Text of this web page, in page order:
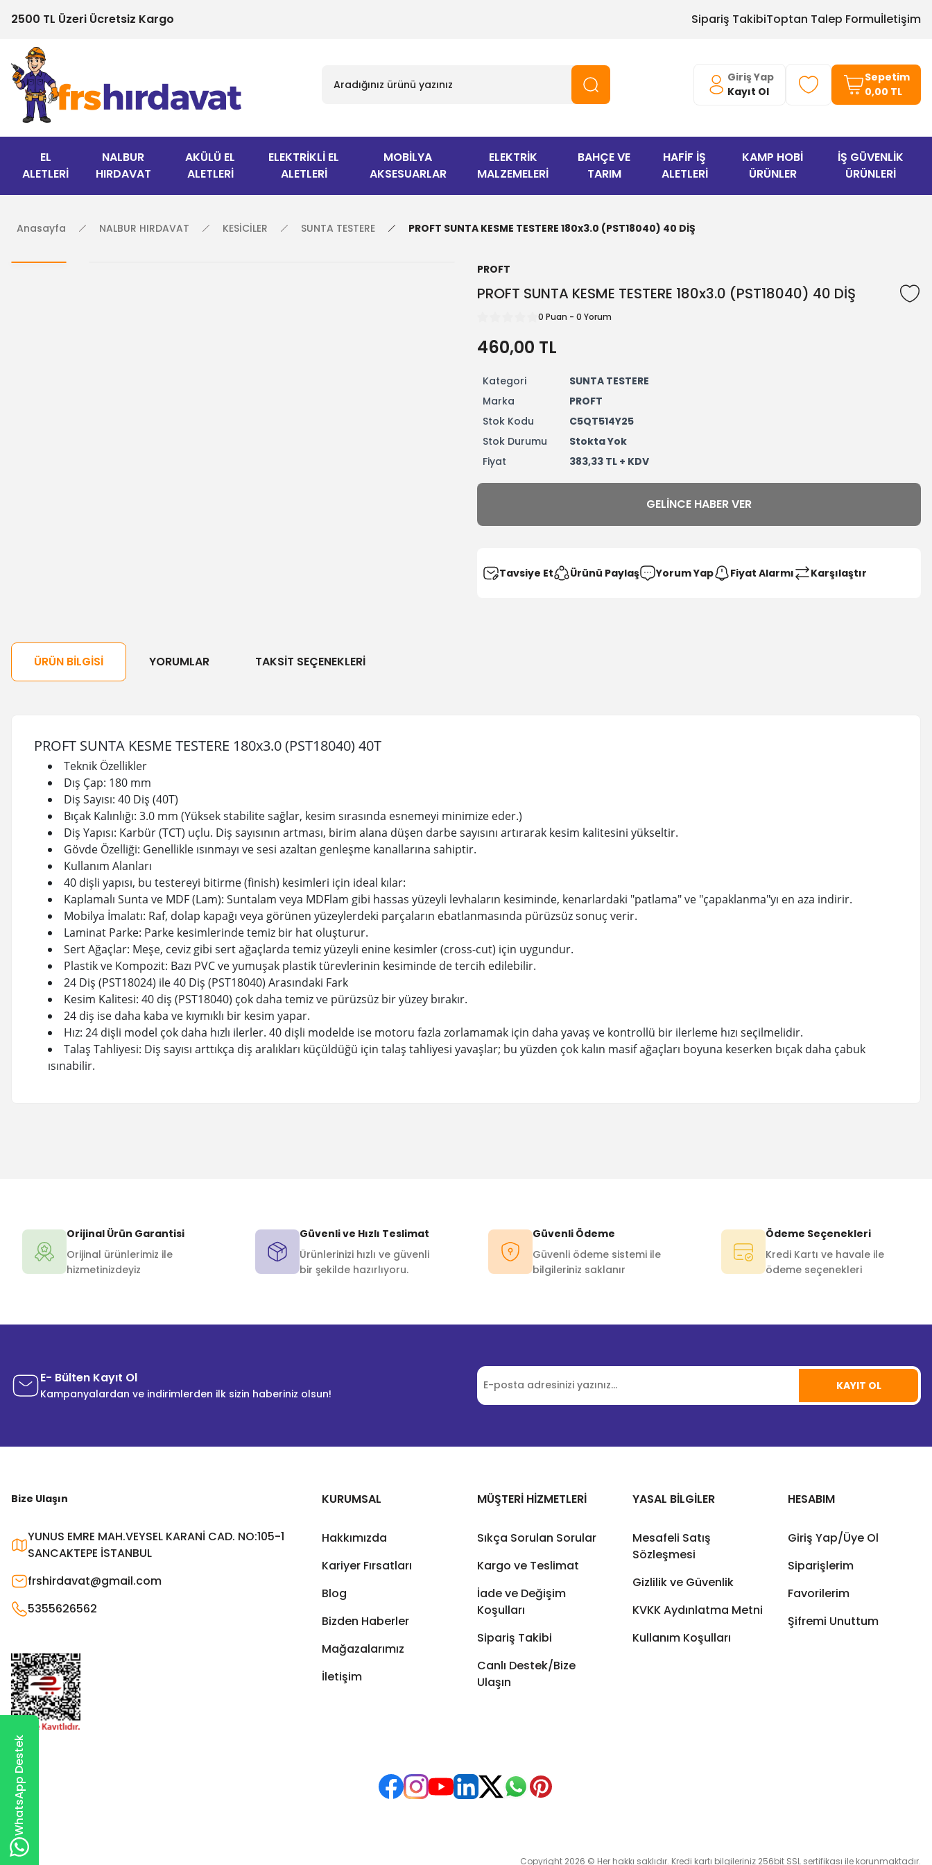
2500 TL Üzeri Ücretsiz Kargo Sipariş TakibiToptan Talep Formuİletişim
Giriş Yap
Kayıt Ol
Sepetim
0,00 TL
EL
ALETLERİ
NALBUR
HIRDAVAT
AKÜLÜ EL
ALETLERİ
ELEKTRİKLİ EL
ALETLERİ
MOBİLYA
AKSESUARLAR
ELEKTRİK
MALZEMELERİ
BAHÇE VE
TARIM
HAFİF İŞ
ALETLERİ
KAMP HOBİ
ÜRÜNLER
İŞ GÜVENLİK
ÜRÜNLERİ
Anasayfa NALBUR HIRDAVAT KESİCİLER SUNTA TESTERE PROFT SUNTA KESME TESTERE 180x3.0 (PST18040) 40 DİŞ
PROFT
PROFT SUNTA KESME TESTERE 180x3.0 (PST18040) 40 DİŞ
0 Puan - 0 Yorum
460,00 TL
Kategori
SUNTA TESTERE
Marka
PROFT
Stok Kodu
C5QT514Y25
Stok Durumu
Stokta Yok
Fiyat
383,33 TL + KDV
GELINCE HABER VER
Tavsiye Et Ürünü Paylaş Yorum Yap Fiyat Alarmı Karşılaştır
ÜRÜN BILGISI YORUMLAR TAKSIT SEÇENEKLERI
PROFT SUNTA KESME TESTERE 180x3.0 (PST18040) 40T
Teknik Özellikler
Dış Çap: 180 mm
Diş Sayısı: 40 Diş (40T)
Bıçak Kalınlığı: 3.0 mm (Yüksek stabilite sağlar, kesim sırasında esnemeyi minimize eder.)
Diş Yapısı: Karbür (TCT) uçlu. Diş sayısının artması, birim alana düşen darbe sayısını artırarak kesim kalitesini yükseltir.
Gövde Özelliği: Genellikle ısınmayı ve sesi azaltan genleşme kanallarına sahiptir.
Kullanım Alanları
40 dişli yapısı, bu testereyi bitirme (finish) kesimleri için ideal kılar:
Kaplamalı Sunta ve MDF (Lam): Suntalam veya MDFlam gibi hassas yüzeyli levhaların kesiminde, kenarlardaki "patlama" ve "çapaklanma"yı en aza indirir.
Mobilya İmalatı: Raf, dolap kapağı veya görünen yüzeylerdeki parçaların ebatlanmasında pürüzsüz sonuç verir.
Laminat Parke: Parke kesimlerinde temiz bir hat oluşturur.
Sert Ağaçlar: Meşe, ceviz gibi sert ağaçlarda temiz yüzeyli enine kesimler (cross-cut) için uygundur.
Plastik ve Kompozit: Bazı PVC ve yumuşak plastik türevlerinin kesiminde de tercih edilebilir.
24 Diş (PST18024) ile 40 Diş (PST18040) Arasındaki Fark
Kesim Kalitesi: 40 diş (PST18040) çok daha temiz ve pürüzsüz bir yüzey bırakır.
24 diş ise daha kaba ve kıymıklı bir kesim yapar.
Hız: 24 dişli model çok daha hızlı ilerler. 40 dişli modelde ise motoru fazla zorlamamak için daha yavaş ve kontrollü bir ilerleme hızı seçilmelidir.
Talaş Tahliyesi: Diş sayısı arttıkça diş aralıkları küçüldüğü için talaş tahliyesi yavaşlar; bu yüzden çok kalın masif ağaçları boyuna keserken bıçak daha çabuk
ısınabilir.
Yorum Yaz
Orijinal Ürün Garantisi
Orijinal ürünlerimiz ile
hizmetinizdeyiz
Güvenli ve Hızlı Teslimat
Ürünlerinizi hızlı ve güvenli
bir şekilde hazırlıyoru.
Güvenli Ödeme
Güvenli ödeme sistemi ile
bilgileriniz saklanır
Ödeme Seçenekleri
Kredi Kartı ve havale ile
ödeme seçenekleri
E- Bülten Kayıt Ol
Kampanyalardan ve indirimlerden ilk sizin haberiniz olsun!
KAYIT OL
Bize Ulaşın
YUNUS EMRE MAH.VEYSEL KARANİ CAD. NO:105-1
SANCAKTEPE İSTANBUL
frshirdavat@gmail.com
5355626562
KURUMSAL
Hakkımızda
Kariyer Fırsatları
Blog
Bizden Haberler
Mağazalarımız
İletişim
MÜŞTERİ HİZMETLERİ
Sıkça Sorulan Sorular
Kargo ve Teslimat
İade ve Değişim
Koşulları
Sipariş Takibi
Canlı Destek/Bize
Ulaşın
YASAL BİLGİLER
Mesafeli Satış
Sözleşmesi
Gizlilik ve Güvenlik
KVKK Aydınlatma Metni
Kullanım Koşulları
HESABIM
Giriş Yap/Üye Ol
Siparişlerim
Favorilerim
Şifremi Unuttum
Copyright 2026 © Her hakkı saklıdır. Kredi kartı bilgileriniz 256bit SSL sertifikası ile korunmaktadır.
WhatsApp Destek